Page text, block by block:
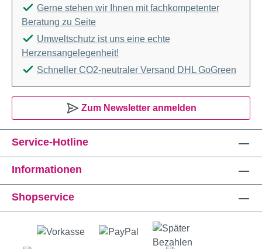
Service-Hotline
Informationen
Shopservice
Gerne stehen wir Ihnen mit fachkompetenter
Beratung zu Seite
Umweltschutz ist uns eine echte
Herzensangelegenheit!
Schneller CO2-neutraler Versand DHL GoGreen
Zum Newsletter anmelden